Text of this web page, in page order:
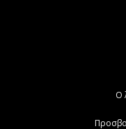
Ο